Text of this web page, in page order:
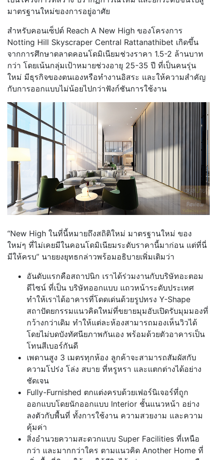
มาตรฐานใหม่ของการอยู่อาศัย
สำหรับคอนเซ็ปต์ Reach A New High ของโครงการ
Notting Hill Skyscraper Central Rattanathibet เกิดขึ้น
จากการศึกษาตลาดคอนโดมิเนียมช่วงราคา 1.5-2 ล้านบาท
กว่า โดยเน้นกลุ่มเป้าหมายช่วงอายุ 25-35 ปี ที่เป็นคนรุ่น
ใหม่ มีธุรกิจของตนเองหรือทำงานอิสระ และให้ความสำคัญ
กับการออกแบบไม่น้อยไปกว่าฟังก์ชันการใช้งาน
“New High ในที่นี้หมายถึงสถิติใหม่ มาตรฐานใหม่ ของ
ใหม่ๆ ที่ไม่เคยมีในคอนโดมิเนียมระดับราคานี้มาก่อน แต่ที่นี่
มีให้ครบ” นายยงยุทธกล่าวพร้อมอธิบายเพิ่มเติมว่า
อันดับแรกคือสถาปนิก เราได้ร่วมงานกับบริษัทอะตอม
ดีไซน์ ที่เป็น บริษัทออกแบบ แถวหน้าระดับประเทศ
ทำให้เราได้อาคารที่โดดเด่นด้วยรูปทรง Y-Shape
สถาปัตยกรรมแนวคิดใหม่ที่ขยายมุมอับเปิดรับมุมมองที่
กว้างกว่าเดิม ทำให้แต่ละห้องสามารถมองเห็นวิวได้
โดยไม่บดบังทัศนียภาพกันเอง พร้อมด้วยตัวอาคารเป็น
โทนสีเบอร์กันดี
เพดานสูง 3 เมตรทุกห้อง ลูกค้าจะสามารถสัมผัสกับ
ความโปร่ง โล่ง สบาย ที่หรูหรา และแตกต่างได้อย่าง
ชัดเจน
Fully-Furnished ตกแต่งครบด้วยเฟอร์นิเจอร์ที่ถูก
ออกแบบโดยนักออกแบบ Interior ชั้นแนวหน้า อย่าง
ลงตัวกับพื้นที่ ทั้งการใช้งาน ความสวยงาม และความ
คุ้มค่า
สิ่งอำนวยความสะดวกแบบ Super Facilities ที่เหนือ
กว่า และมากกว่าใคร ตามแนวคิด Another Home ที่